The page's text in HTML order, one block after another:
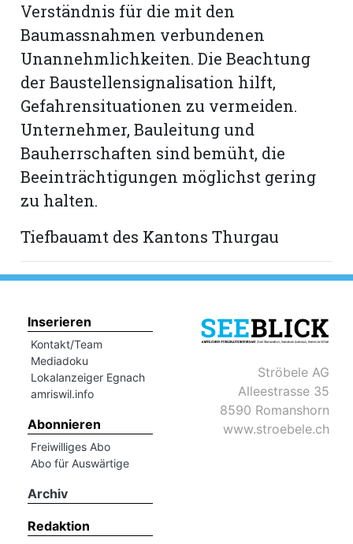
Verständnis für die mit den
Baumassnahmen verbundenen
Unannehmlichkeiten. Die Beachtung
der Baustellensignalisation hilft,
Gefahrensituationen zu vermeiden.
Unternehmer, Bauleitung und
Bauherrschaften sind bemüht, die
Beeinträchtigungen möglichst gering
zu halten.
Tiefbauamt des Kantons Thurgau
Inserieren
Kontakt/Team
Mediadoku
Lokalanzeiger Egnach
amriswil.info
Abonnieren
Freiwilliges Abo
Abo für Auswärtige
Archiv
Redaktion
Ströbele AG
Alleestrasse 35
8590 Romanshorn
www.stroebele.ch